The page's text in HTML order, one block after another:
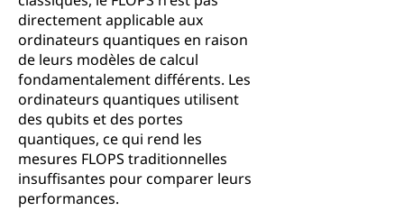
directement applicable aux
ordinateurs quantiques en raison
de leurs modèles de calcul
fondamentalement différents. Les
ordinateurs quantiques utilisent
des qubits et des portes
quantiques, ce qui rend les
mesures FLOPS traditionnelles
insuffisantes pour comparer leurs
performances.